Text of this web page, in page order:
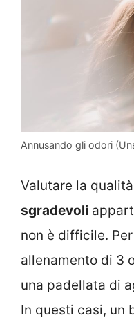
Annusando gli odori
Valutare la
sgradevoli
non è difficile.
allenamento di 3
una padellata di
In questi casi, un